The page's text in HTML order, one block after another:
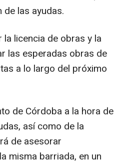
las ayudas.
licencia de obras y la
las esperadas obras de
a lo largo del próximo
de Córdoba a la hora de
así como de la
de asesorar
misma barriada, en un